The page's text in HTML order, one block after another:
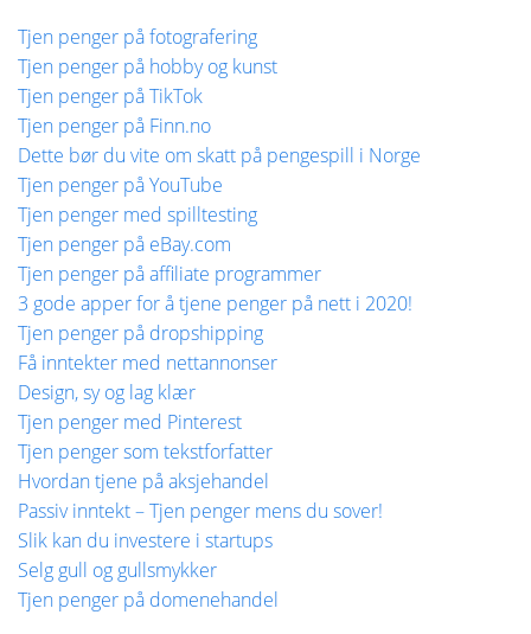
Tjen penger på fotografering
Tjen penger på hobby og kunst
Tjen penger på TikTok
Tjen penger på Finn.no
Dette bør du vite om skatt på pengespill i Norge
Tjen penger på YouTube
Tjen penger med spilltesting
Tjen penger på eBay.com
Tjen penger på affiliate programmer
3 gode apper for å tjene penger på nett i 2020!
Tjen penger på dropshipping
Få inntekter med nettannonser
Design, sy og lag klær
Tjen penger med Pinterest
Tjen penger som tekstforfatter
Hvordan tjene på aksjehandel
Passiv inntekt – Tjen penger mens du sover!
Slik kan du investere i startups
Selg gull og gullsmykker
Tjen penger på domenehandel